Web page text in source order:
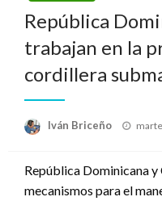
República
trabajan en la
cordillera
Iván Briceño
República Dominicana
mecanismos para el